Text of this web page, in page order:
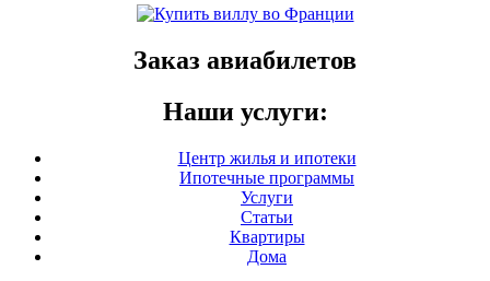
Заказ авиабилетов
Наши услуги:
Центр жилья и ипотеки
Ипотечные программы
Услуги
Статьи
Квартиры
Дома